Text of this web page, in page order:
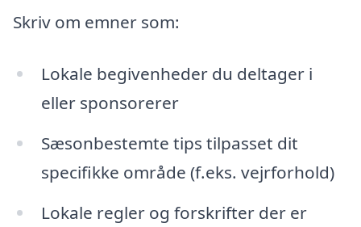
Skriv om emner som:
Lokale begivenheder du deltager i
eller sponsorerer
Sæsonbestemte tips tilpasset dit
specifikke område (f.eks. vejrforhold)
Lokale regler og forskrifter der er